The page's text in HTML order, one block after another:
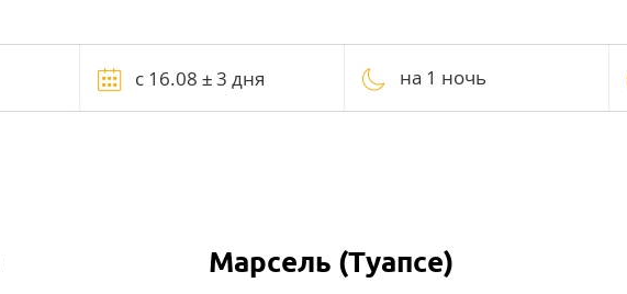
на 1 ночь
Марсель (Туапсе)